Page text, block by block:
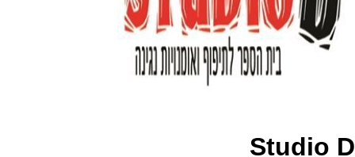
Studio D